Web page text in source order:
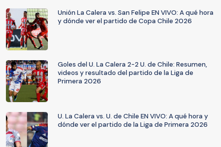
Unión La Calera vs. San Felipe EN VIVO: A qué hora
y dónde ver el partido de Copa Chile 2026
Goles del U. La Calera 2-2 U. de Chile: Resumen,
videos y resultado del partido de la Liga de
Primera 2026
U. La Calera vs. U. de Chile EN VIVO: A qué hora y
dónde ver el partido de la Liga de Primera 2026